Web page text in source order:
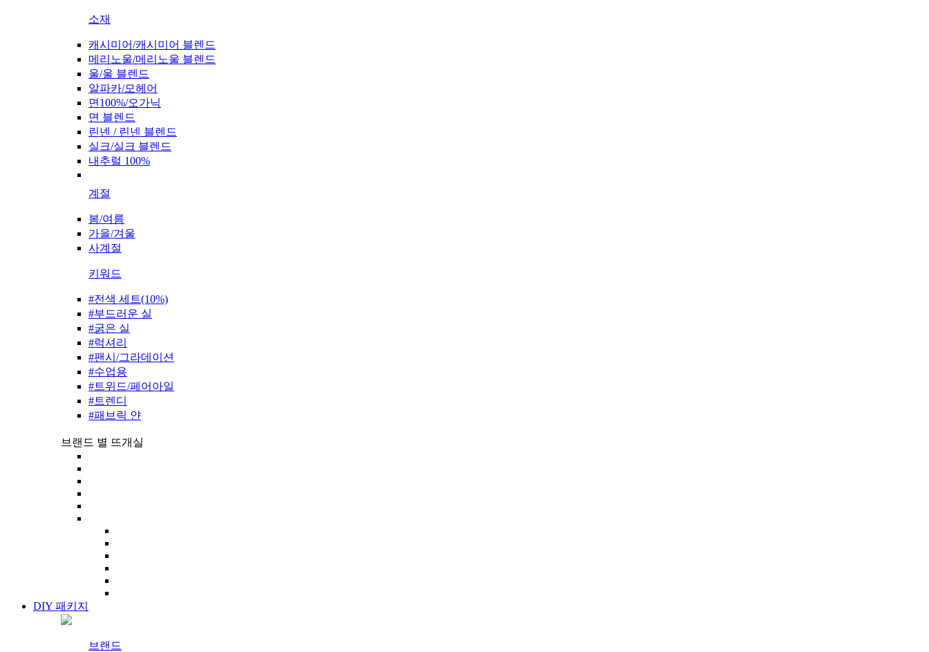
소재
캐시미어/캐시미어 블렌드
메리노울/메리노울 블렌드
울/울 블렌드
알파카/모헤어
면100%/오가닉
면 블렌드
린넨 / 린넨 블렌드
실크/실크 블렌드
내추럴 100%
계절
봄/여름
가을/겨울
사계절
키워드
#전색 세트(10%)
#부드러운 실
#굵은 실
#럭셔리
#팬시/그라데이션
#수업용
#트위드/페어아일
#트렌디
#패브릭 얀
브랜드 별 뜨개실
DIY 패키지
브랜드